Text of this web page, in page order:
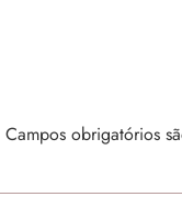
Campos obrigatórios